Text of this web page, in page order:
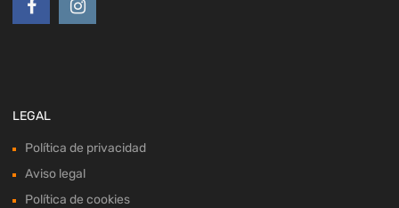
LEGAL
Política de privacidad
Aviso legal
Política de cookies